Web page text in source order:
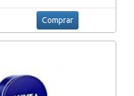
Comprar